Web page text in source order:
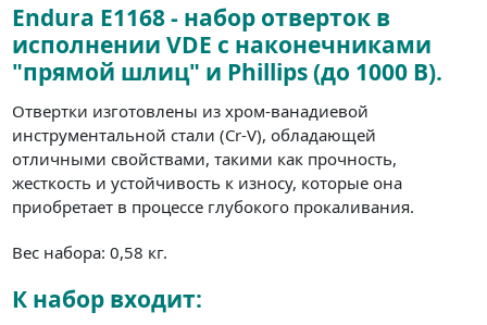
Endura E1168 - набор отверток в
исполнении VDE с наконечниками
"прямой шлиц" и Phillips (до 1000 В).
Отвертки изготовлены из хром-ванадиевой
инструментальной стали (Cr-V), обладающей
отличными свойствами, такими как прочность,
жесткость и устойчивость к износу, которые она
приобретает в процессе глубокого прокаливания.
Вес набора: 0,58 кг.
К набор входит: